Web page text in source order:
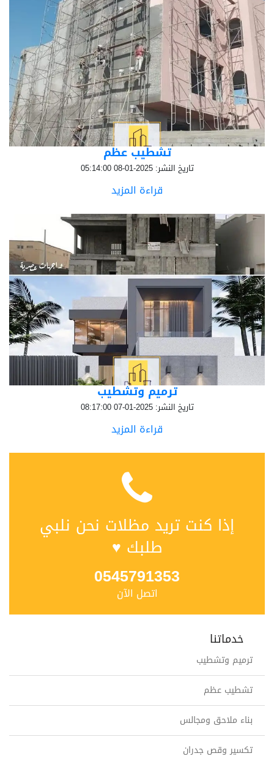
تشطيب عظم
تاريخ النشر: 2025-01-08 05:14:00
قراءة المزيد
ترميم وتشطيب
تاريخ النشر: 2025-01-07 08:17:00
قراءة المزيد
إذا كنت تريد مظلات نحن نلبي
طلبك ♥
0545791353
اتصل الآن
خدماتنا
ترميم وتشطيب
تشطيب عظم
بناء ملاحق ومجالس
تكسير وقص جدران